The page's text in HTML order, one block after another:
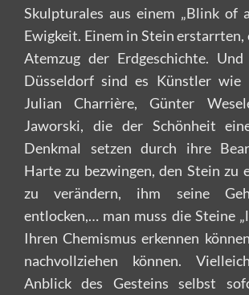
Skulpturales aus einem „Blink of
Ewigkeit. Einem in Stein
Atemzug der Erdgeschichte.
Düsseldorf sind es Künstler wie
Julian Charrière, Günter
Jaworski, die der Schönheit
Denkmal setzen durch ihre
Harte zu bezwingen, den Stein zu
zu verändern, ihm seine
entlocken,… man muss die Steine
Ihren Chemismus erkennen
nachvollziehen können.
Anblick des Gesteins selbst